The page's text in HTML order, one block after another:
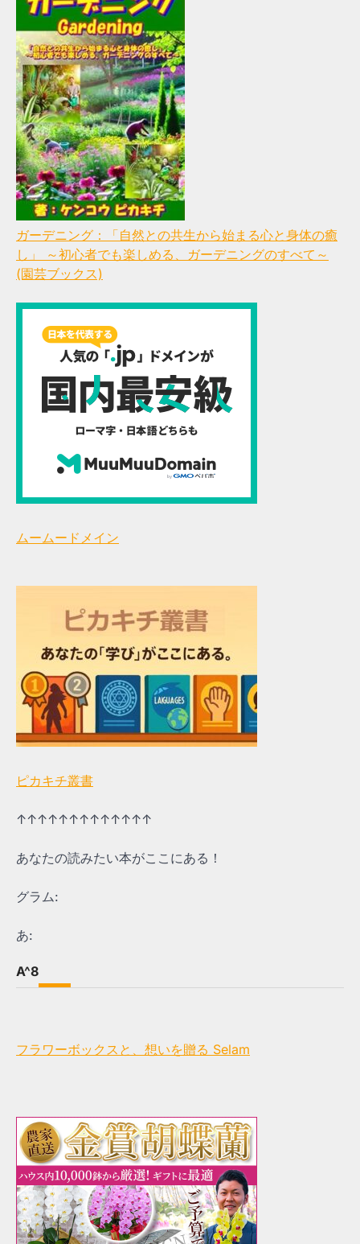
ガーデニング：「自然との共生から始まる心と身体の癒
し」 ～初心者でも楽しめる、ガーデニングのすべて～
(園芸ブックス)
ムームードメイン
ピカキチ叢書
↑↑↑↑↑↑↑↑↑↑↑↑↑
あなたの読みたい本がここにある！
グラム:
あ:
A^8
フラワーボックスと、想いを贈る Selam